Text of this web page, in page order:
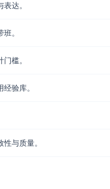
表扬即可）
达。
。
槛。
验库。
与质量。